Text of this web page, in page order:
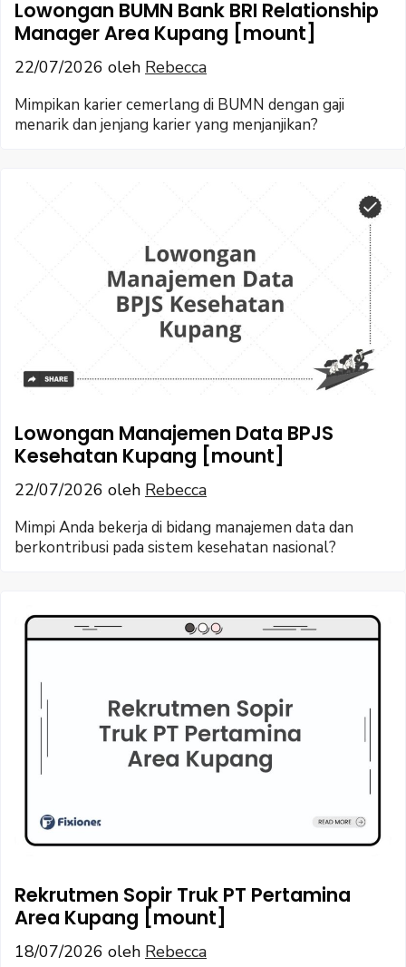
Lowongan BUMN Bank BRI Relationship
Manager Area Kupang [mount]
22/07/2026 oleh Rebecca
Mimpikan karier cemerlang di BUMN dengan gaji
menarik dan jenjang karier yang menjanjikan?
Lowongan Manajemen Data BPJS
Kesehatan Kupang [mount]
22/07/2026 oleh Rebecca
Mimpi Anda bekerja di bidang manajemen data dan
berkontribusi pada sistem kesehatan nasional?
Rekrutmen Sopir Truk PT Pertamina
Area Kupang [mount]
18/07/2026 oleh Rebecca